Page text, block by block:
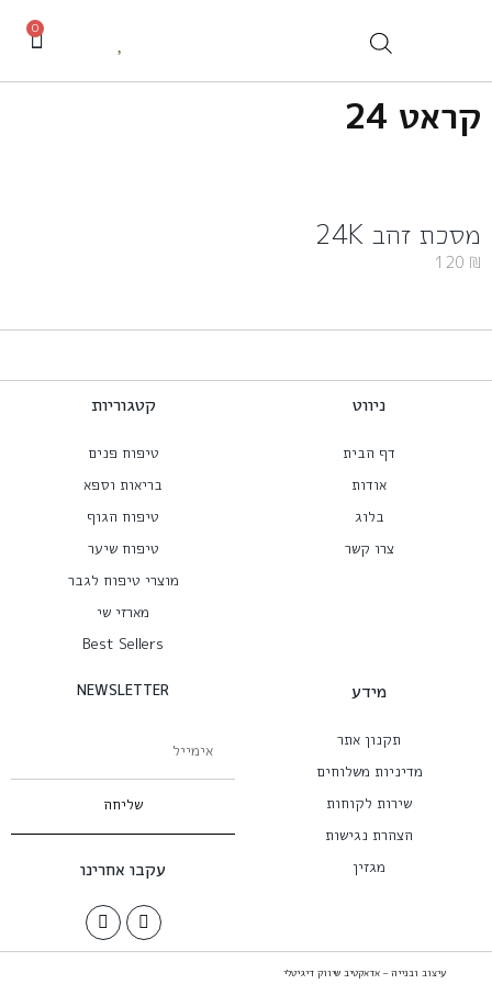
0
קראט 24
מסכת זהב 24K
120 ₪
ניווט
דף הבית
אודות
בלוג
צרו קשר
קטגוריות
טיפוח פנים
בריאות וספא
טיפוח הגוף
טיפוח שיער
מוצרי טיפוח לגבר
מארזי שי
Best Sellers
מידע
תקנון אתר
מדיניות משלוחים
שירות לקוחות
הצהרת נגישות
מגזין
NEWSLETTER
שליחה
עקבו אחרינו
עיצוב ובנייה – אדאקטיב שיווק דיגיטלי